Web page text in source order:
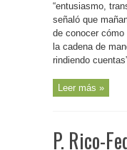
“entusiasmo,
señaló que
de conocer cómo
la cadena de
rindiendo
Leer más »
P. Rico-